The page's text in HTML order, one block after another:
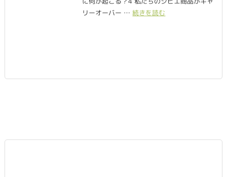
リーオーバー …続きを読む